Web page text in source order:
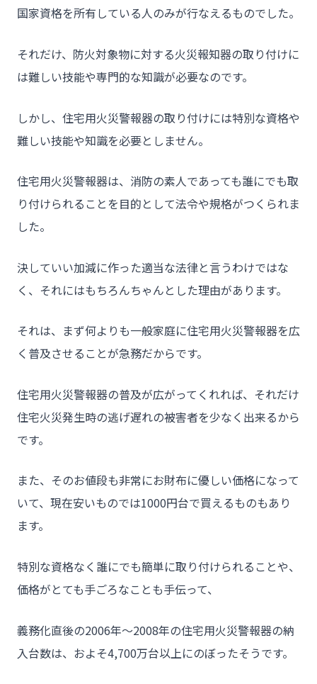
チーム★トウカイセツビ
- HOME
- トウカイセツビについて
国家資格を所有している人のみが行なえるものでした。
それだけ、防火対象物に対する火災報知器の取り付けに
は難しい技能や専門的な知識が必要なのです。
しかし、住宅用火災警報器の取り付けには特別な資格や
難しい技能や知識を必要としません。
住宅用火災警報器は、消防の素人であっても誰にでも取
り付けられることを目的として法令や規格がつくられま
した。
決していい加減に作った適当な法律と言うわけではな
く、それにはもちろんちゃんとした理由があります。
それは、まず何よりも一般家庭に住宅用火災警報器を広
く普及させることが急務だからです。
住宅用火災警報器の普及が広がってくれれば、それだけ
住宅火災発生時の逃げ遅れの被害者を少なく出来るから
です。
また、そのお値段も非常にお財布に優しい価格になって
いて、現在安いものでは1000円台で買えるものもあり
ます。
特別な資格なく誰にでも簡単に取り付けられることや、
価格がとても手ごろなことも手伝って、
義務化直後の2006年～2008年の住宅用火災警報器の納
入台数は、およそ4,700万台以上にのぼったそうです。